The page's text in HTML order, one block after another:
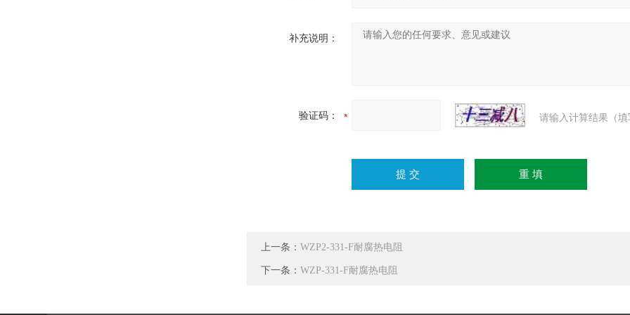
补充说明：
验证码： 请输入计算结果（
上一条：WZP2-331-F耐腐热电阻
下一条：WZP-331-F耐腐热电阻